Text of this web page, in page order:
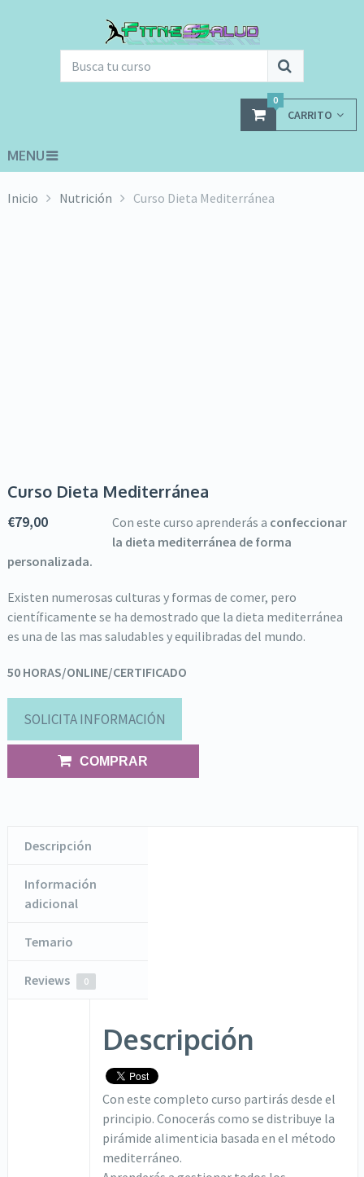
CARRITO
0
MENU
Inicio Nutrición Curso Dieta Mediterránea
Curso Dieta Mediterránea
€79,00 Con este curso aprenderás a confeccionar
la dieta mediterránea de forma
personalizada.
Existen numerosas culturas y formas de comer, pero
científicamente se ha demostrado que la dieta mediterránea
es una de las mas saludables y equilibradas del mundo.
50 HORAS/ONLINE/CERTIFICADO
SOLICITA INFORMACIÓN
COMPRAR
Descripción
Información
adicional
Temario
Reviews 0
Descripción
Con este completo curso partirás desde el
principio. Conocerás como se distribuye la
pirámide alimenticia basada en el método
mediterráneo.